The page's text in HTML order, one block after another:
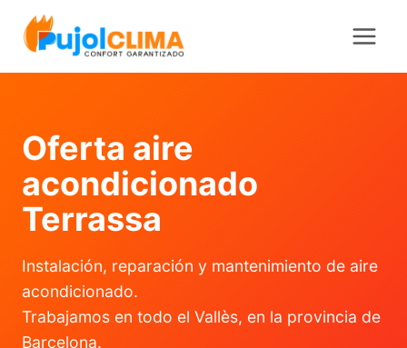
contenido
Oferta aire
acondicionado
Terrassa
Instalación, reparación y mantenimiento de aire
acondicionado.
Trabajamos en todo el Vallès, en la provincia de
Barcelona.